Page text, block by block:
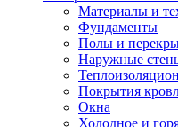
Материалы и
Фундаменты
Полы и
Наружные
Покрытия
Окна
Холодное и